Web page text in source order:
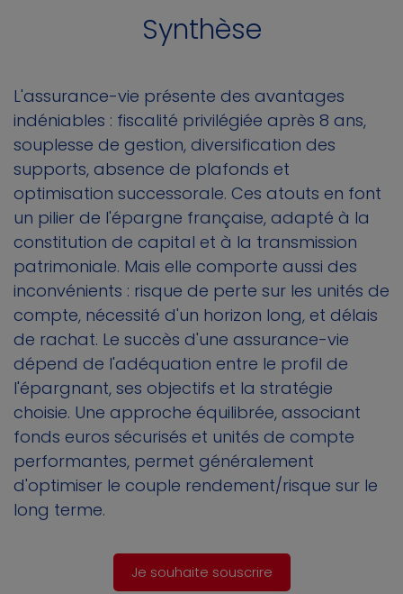
Synthèse
L'assurance-vie présente des avantages
indéniables : fiscalité privilégiée après 8 ans,
souplesse de gestion, diversification des
supports, absence de plafonds et
optimisation successorale. Ces atouts en font
un pilier de l'épargne française, adapté à la
constitution de capital et à la transmission
patrimoniale. Mais elle comporte aussi des
inconvénients : risque de perte sur les unités de
compte, nécessité d'un horizon long, et délais
de rachat. Le succès d'une assurance-vie
dépend de l'adéquation entre le profil de
l'épargnant, ses objectifs et la stratégie
choisie. Une approche équilibrée, associant
fonds euros sécurisés et unités de compte
performantes, permet généralement
d'optimiser le couple rendement/risque sur le
long terme.
Je souhaite souscrire